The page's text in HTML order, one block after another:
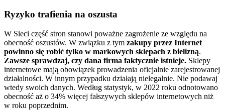
Ryzyko trafienia na oszusta
W Sieci część stron stanowi poważne zagrożenie ze względu na
obecność oszustów. W związku z tym zakupy przez Internet
powinno się robić tylko w markowych sklepach z bielizną.
Zawsze sprawdzaj, czy dana firma faktycznie istnieje. Sklepy
internetowe mają obowiązek prowadzenia oficjalnie zarejestrowanej
działalności. W innym przypadku działają nielegalnie. Nie podawaj
wtedy swoich danych. Według statystyk, w 2022 roku odnotowano
obecność aż o 34% więcej fałszywych sklepów internetowych niż
w roku poprzednim.